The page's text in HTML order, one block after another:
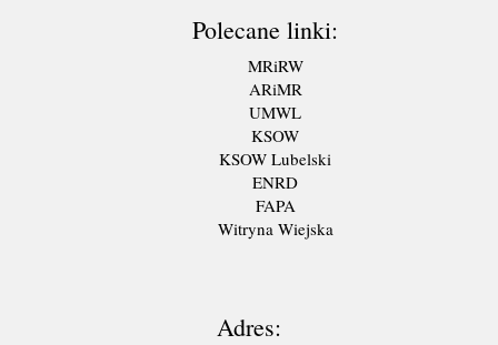
Polecane linki:
MRiRW
ARiMR
UMWL
KSOW
KSOW Lubelski
ENRD
FAPA
Witryna Wiejska
Adres: